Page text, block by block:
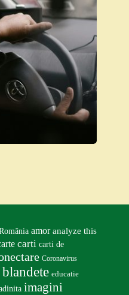
amor analyze this
carti carti de
Coronavirus
educatie
imagini